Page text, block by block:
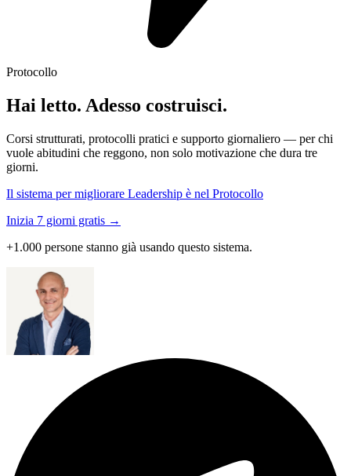
Protocollo
Hai letto. Adesso costruisci.
Corsi strutturati, protocolli pratici e supporto giornaliero — per chi
vuole abitudini che reggono, non solo motivazione che dura tre
giorni.
Il sistema per migliorare Leadership è nel Protocollo
Inizia 7 giorni gratis →
+1.000 persone stanno già usando questo sistema.